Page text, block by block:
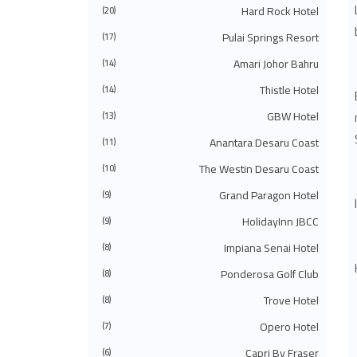
◄يوليو 2024 (49)
◄مايو 2024 (34)
◄مارس 2024 (73)
◄فبراير 2024
◄يناير 2024
◄
2023
(483)
◄نوفمبر 2023 (40)
◄سبتمبر 2023 (51)
◄أغسطس 2023 (41)
◄يوليو 2023 (40)
◄يونيو 2023 (32)
◄أبريل 2023 (29)
◄مارس 2023 (86)
◄فبراير 2023 (42)
◄يناير 2023
▼
2022
(575)
◄ديسمبر 2022
Hard Rock Hotel
(20)
Pulai Springs Resort
(17)
Amari Johor Bahru
(14)
Thistle Hotel
(14)
GBW Hotel
(13)
Anantara Desaru Coast
(11)
The Westin Desaru Coast
(10)
Grand Paragon Hotel
(9)
HolidayInn JBCC
(9)
Impiana Senai Hotel
(8)
Ponderosa Golf Club
(8)
Trove Hotel
(8)
Opero Hotel
(7)
(6)